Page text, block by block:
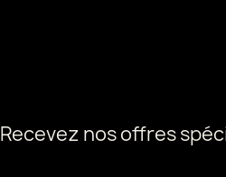
Recevez nos offres